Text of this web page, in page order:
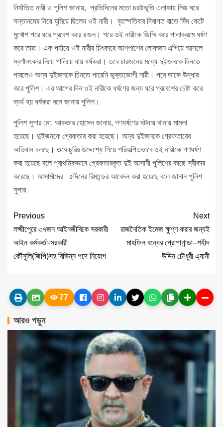
নির্যাতিত নারী ও পুলিশ জানায়, প্রতিদিনের মতো চরউভূতি এলাকায় নিজ ঘরে
সন্তানদের নিয়ে ঘুমিয়ে ছিলেন ওই নারী। বৃহস্পতিবার দিবাগত রাতে সিঁদ কেটে
মুখোশ পরে ঘরে প্রবেশ করে ৪জন। পরে ওই নারীকে জিম্মি করে পালাক্রমে ধর্ষণ
করে তারা। এক পর্যায়ে ওই নারীর চিৎকারে আশপাশের লোকজন এগিয়ে আসলে
স্বর্ণালংকার নিয়ে পালিয়ে যায় ধর্ষকরা। তবে চারজনের মধ্যে দুইজনকে চিনতে
পারলেও অন্য দুইজনকে চিনতে পারেনি ভূক্তভোগী নারী। পরে তাকে উদ্ধার
করে পুলিশ। এর আগের দিন ওই নারীকে ধর্ষণের জন্য ঘরে প্রবেশের চেষ্টা করে
ব্যর্থ হয় ধর্ষকরা বলে জানায় পুলিশ।
পুলিশ সুপার মো. আকতার হোসেন জানায়, গণধর্ষণের ঘটনায় থানায় মামলা
হয়েছে। দুইজনকে গ্রেফতার করা হয়েছে। অন্য দুইজনকে গ্রেফতারের
অভিযান চলছে। তবে চুরির উদ্দেশ্যে গিয়ে পরিকল্পিতভাবে ওই নারীকে গণধর্ষণ
করা হয়েছে বলে প্রাথমিকভাবে গ্রেফতারকৃত দুই আসামী পুলিশের কাছে স্বীকার
করেছে। আসামীদের ৫দিনের রিমান্ডের আবেদন করা হয়েছে বলে জানান পুলিশ
সুপার
Previous
লক্ষ্মীপেুরে ৩৭জন আইনজীবিকে সরকারী
আইন কর্মকর্তা-সরকারী
কৌঁসুলি(জিপি)সহ বিভিন্ন পদে নিয়োগ
Next
রাজনৈতিক ইমেজ ক্ষুণ্ণ করার জন্যই
মাহফিল বন্ধের প্রোপাগান্ডা–শহীদ
উদ্দিন চৌধুরী এ্যানী
77
আরও পড়ুন